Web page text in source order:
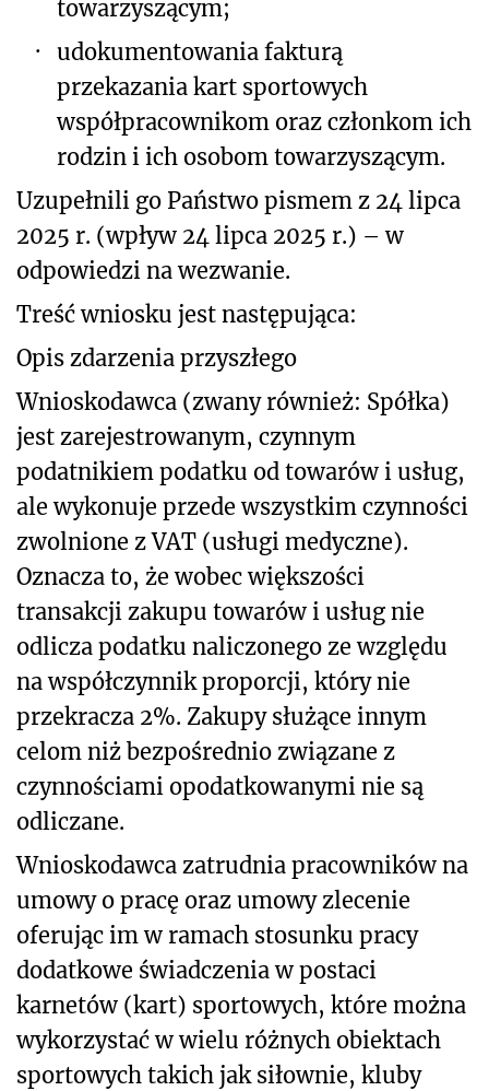
towarzyszącym;
· udokumentowania fakturą
przekazania kart sportowych
współpracownikom oraz członkom ich
rodzin i ich osobom towarzyszącym.
Uzupełnili go Państwo pismem z 24 lipca
2025 r. (wpływ 24 lipca 2025 r.) – w
odpowiedzi na wezwanie.
Treść wniosku jest następująca:
Opis zdarzenia przyszłego
Wnioskodawca (zwany również: Spółka)
jest zarejestrowanym, czynnym
podatnikiem podatku od towarów i usług,
ale wykonuje przede wszystkim czynności
zwolnione z VAT (usługi medyczne).
Oznacza to, że wobec większości
transakcji zakupu towarów i usług nie
odlicza podatku naliczonego ze względu
na współczynnik proporcji, który nie
przekracza 2%. Zakupy służące innym
celom niż bezpośrednio związane z
czynnościami opodatkowanymi nie są
odliczane.
Wnioskodawca zatrudnia pracowników na
umowy o pracę oraz umowy zlecenie
oferując im w ramach stosunku pracy
dodatkowe świadczenia w postaci
karnetów (kart) sportowych, które można
wykorzystać w wielu różnych obiektach
sportowych takich jak siłownie, kluby